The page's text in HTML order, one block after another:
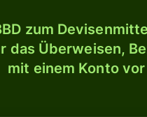
zum
das Überweisen,
mit einem Konto